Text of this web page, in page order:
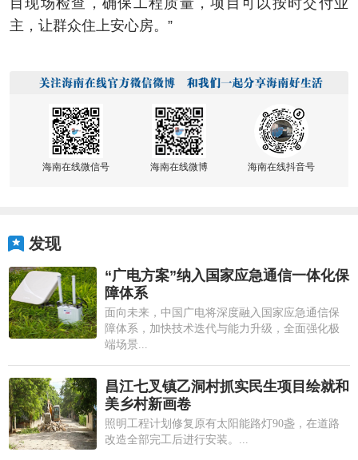
目现场检查，确保工程质量，项目可以按时交付业
主，让群众住上安心房。”
海南在线微信号 海南在线微博 海南在线抖音号
发现
“广电方案”纳入国家应急通信一体化保
障体系
面向未来，中国广电将深度融入国家应急通信保
障体系，加快技术迭代与能力升级，全面强化极
端场景...
昌江七叉镇乙洞村抓实民生项目绘就和
美乡村新画卷
照明工程计划修复原有太阳能路灯90盏，在道路
改造全部完工后进行安装。...